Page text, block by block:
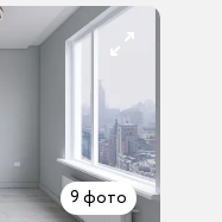
9 фото